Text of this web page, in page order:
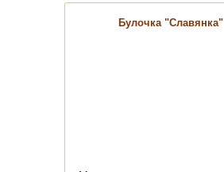
Булочка "Славянка"